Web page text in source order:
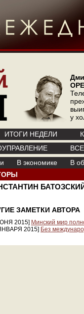
у
ИТОГИ НЕДЕЛИ
В экономике
В
ЗАМЕТКИ АВТОРА
2015] Минский мир
2015] Без